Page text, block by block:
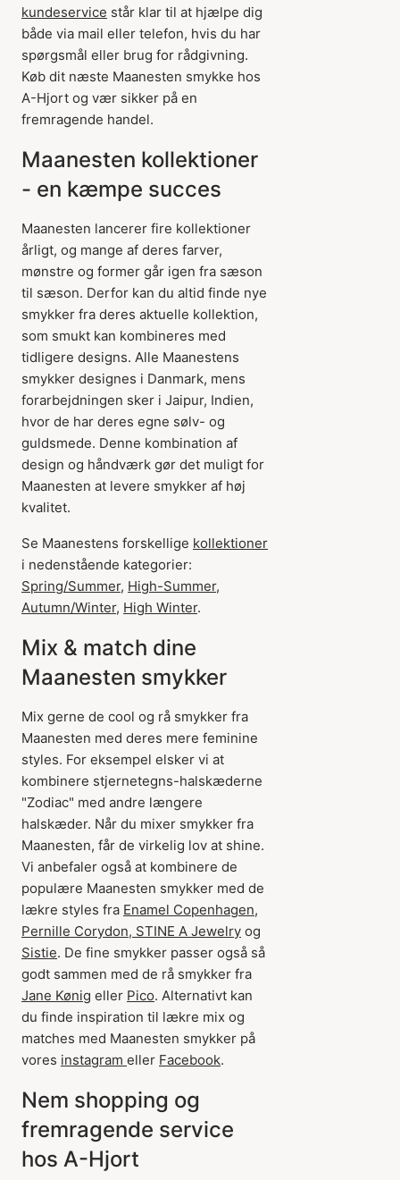
kundeservice står klar til at hjælpe dig
både via mail eller telefon, hvis du har
spørgsmål eller brug for rådgivning.
Køb dit næste Maanesten smykke hos
A-Hjort og vær sikker på en
fremragende handel.
Maanesten kollektioner
- en kæmpe succes
Maanesten lancerer fire kollektioner
årligt, og mange af deres farver,
mønstre og former går igen fra sæson
til sæson. Derfor kan du altid finde nye
smykker fra deres aktuelle kollektion,
som smukt kan kombineres med
tidligere designs. Alle Maanestens
smykker designes i Danmark, mens
forarbejdningen sker i Jaipur, Indien,
hvor de har deres egne sølv- og
guldsmede. Denne kombination af
design og håndværk gør det muligt for
Maanesten at levere smykker af høj
kvalitet.
Se Maanestens forskellige kollektioner
i nedenstående kategorier:
Spring/Summer, High-Summer,
Autumn/Winter, High Winter.
Mix & match dine
Maanesten smykker
Mix gerne de cool og rå smykker fra
Maanesten med deres mere feminine
styles. For eksempel elsker vi at
kombinere stjernetegns-halskæderne
"Zodiac" med andre længere
halskæder. Når du mixer smykker fra
Maanesten, får de virkelig lov at shine.
Vi anbefaler også at kombinere de
populære Maanesten smykker med de
lækre styles fra Enamel Copenhagen,
Pernille Corydon, STINE A Jewelry og
Sistie. De fine smykker passer også så
godt sammen med de rå smykker fra
Jane Kønig eller Pico. Alternativt kan
du finde inspiration til lækre mix og
matches med Maanesten smykker på
vores instagram eller Facebook.
Nem shopping og
fremragende service
hos A-Hjort